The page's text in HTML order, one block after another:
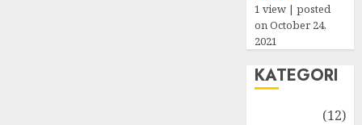
1 view |posted
on October 24,
2021
KATEGORI
(12)